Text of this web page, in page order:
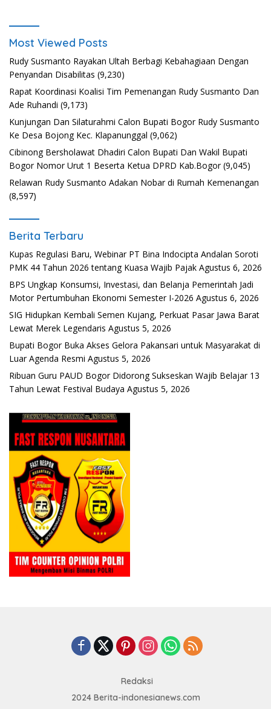
Most Viewed Posts
Rudy Susmanto Rayakan Ultah Berbagi Kebahagiaan Dengan
Penyandan Disabilitas (9,230)
Rapat Koordinasi Koalisi Tim Pemenangan Rudy Susmanto Dan
Ade Ruhandi (9,173)
Kunjungan Dan Silaturahmi Calon Bupati Bogor Rudy Susmanto
Ke Desa Bojong Kec. Klapanunggal (9,062)
Cibinong Bersholawat Dhadiri Calon Bupati Dan Wakil Bupati
Bogor Nomor Urut 1 Beserta Ketua DPRD Kab.Bogor (9,045)
Relawan Rudy Susmanto Adakan Nobar di Rumah Kemenangan
(8,597)
Berita Terbaru
Kupas Regulasi Baru, Webinar PT Bina Indocipta Andalan Soroti
PMK 44 Tahun 2026 tentang Kuasa Wajib Pajak Agustus 6, 2026
BPS Ungkap Konsumsi, Investasi, dan Belanja Pemerintah Jadi
Motor Pertumbuhan Ekonomi Semester I-2026 Agustus 6, 2026
SIG Hidupkan Kembali Semen Kujang, Perkuat Pasar Jawa Barat
Lewat Merek Legendaris Agustus 5, 2026
Bupati Bogor Buka Akses Gelora Pakansari untuk Masyarakat di
Luar Agenda Resmi Agustus 5, 2026
Ribuan Guru PAUD Bogor Didorong Sukseskan Wajib Belajar 13
Tahun Lewat Festival Budaya Agustus 5, 2026
Redaksi
2024 Berita-indonesianews.com